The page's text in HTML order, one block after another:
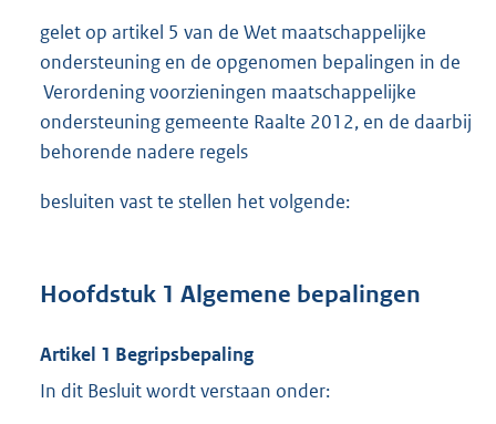
gelet op artikel 5 van de Wet maatschappelijke
ondersteuning en de opgenomen bepalingen in de
Verordening voorzieningen maatschappelijke
ondersteuning gemeente Raalte 2012, en de daarbij
behorende nadere regels
besluiten vast te stellen het volgende:
Hoofdstuk 1 Algemene bepalingen
Artikel 1 Begripsbepaling
In dit Besluit wordt verstaan onder: